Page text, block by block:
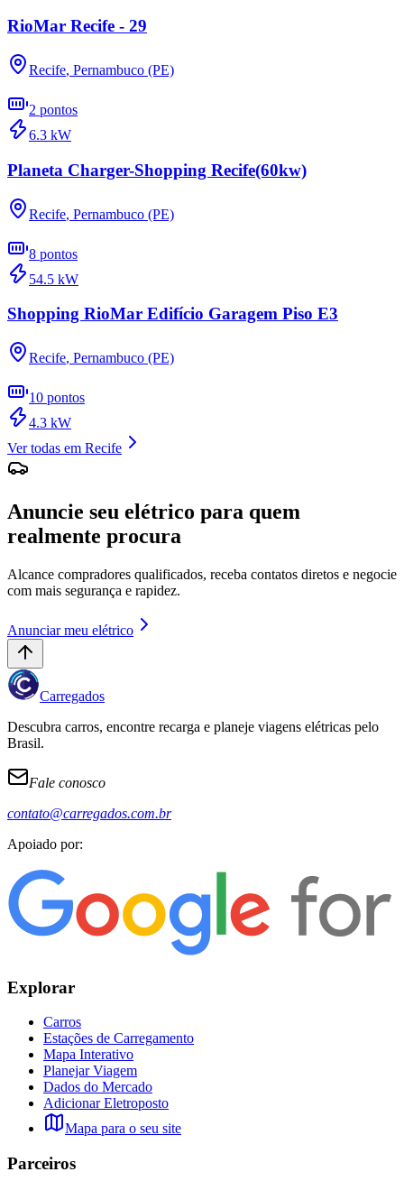
RioMar Recife - 29
Recife, Pernambuco (PE)
2 pontos
6.3 kW
Planeta Charger-Shopping Recife(60kw)
Recife, Pernambuco (PE)
8 pontos
54.5 kW
Shopping RioMar Edifício Garagem Piso E3
Recife, Pernambuco (PE)
10 pontos
4.3 kW
Ver todas em Recife
Anuncie seu elétrico para quem
realmente procura
Alcance compradores qualificados, receba contatos diretos e negocie
com mais segurança e rapidez.
Anunciar meu elétrico
Carregados
Descubra carros, encontre recarga e planeje viagens elétricas pelo
Brasil.
Fale conosco
contato@carregados.com.br
Apoiado por:
Explorar
Carros
Estações de Carregamento
Mapa Interativo
Planejar Viagem
Dados do Mercado
Adicionar Eletroposto
Mapa para o seu site
Parceiros